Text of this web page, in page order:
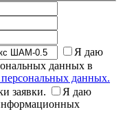
Я даю
данных в
данных.
заявки.
Я даю